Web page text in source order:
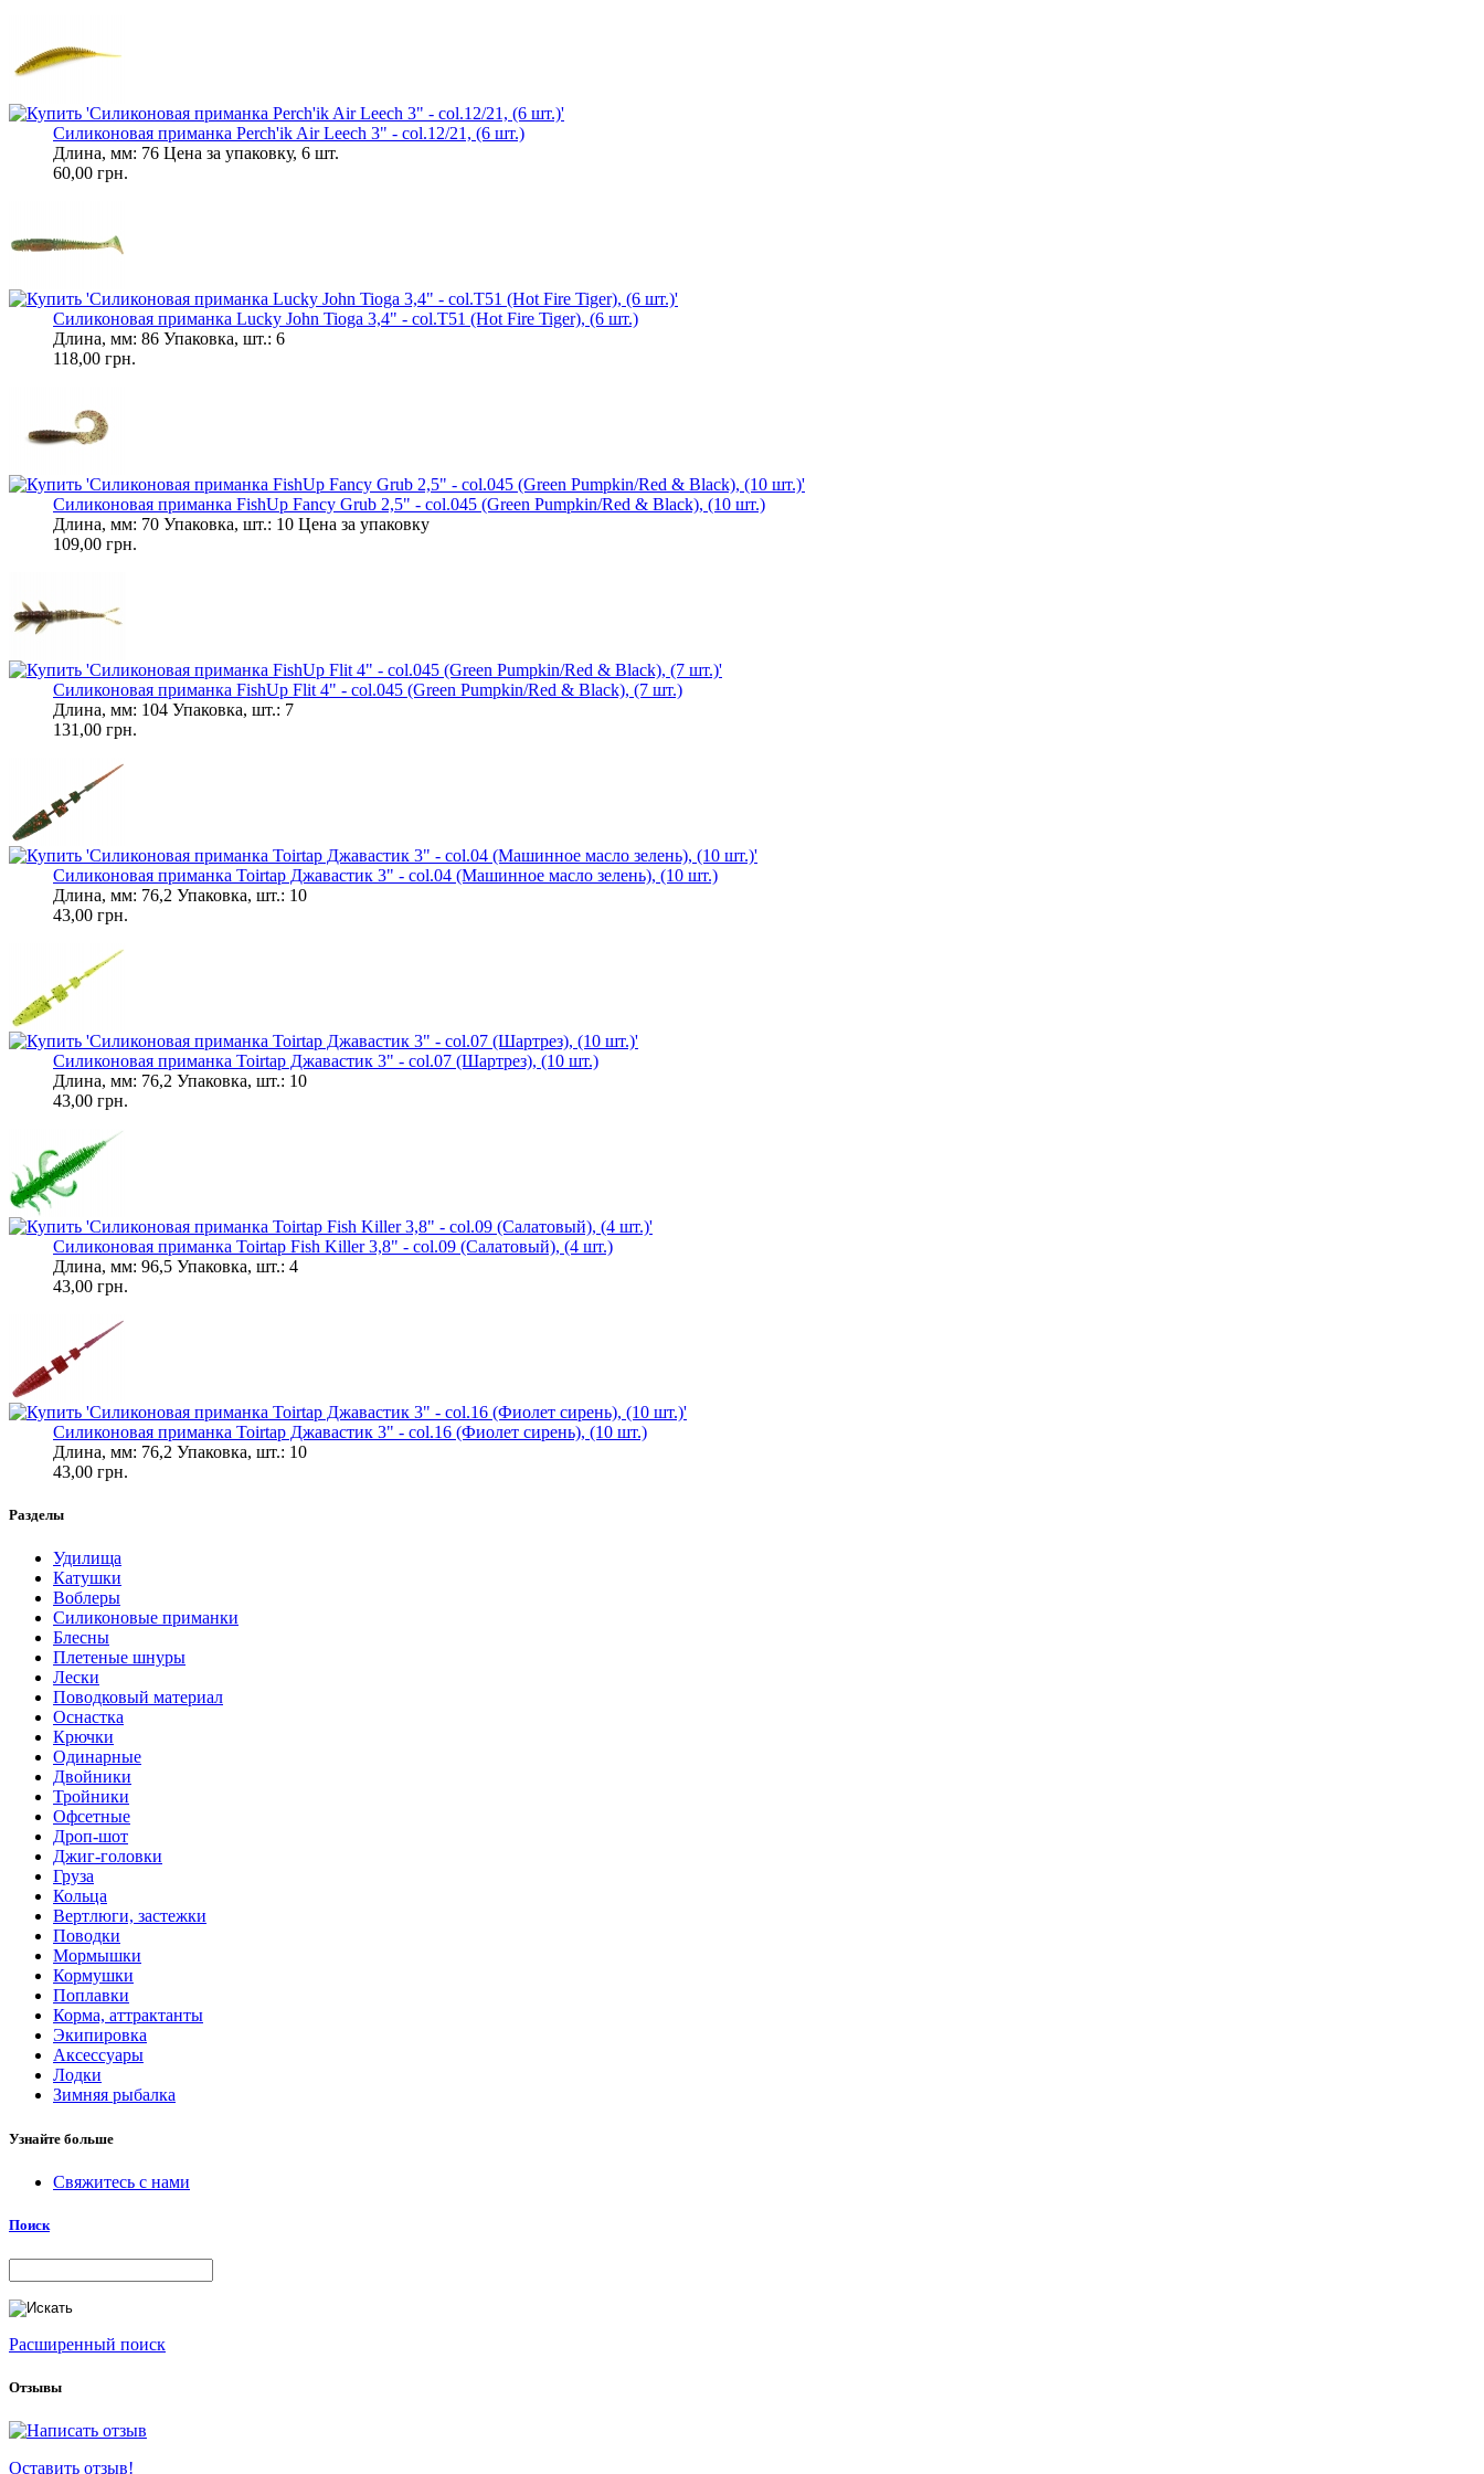
Силиконовая приманка Perch'ik Air Leech 3" - col.12/21, (6 шт.)
Длина, мм: 76 Цена за упаковку, 6 шт.
60,00 грн.
Силиконовая приманка Lucky John Tioga 3,4" - col.T51 (Hot Fire Tiger), (6 шт.)
Длина, мм: 86 Упаковка, шт.: 6
118,00 грн.
Силиконовая приманка FishUp Fancy Grub 2,5" - col.045 (Green Pumpkin/Red & Black), (10 шт.)
Длина, мм: 70 Упаковка, шт.: 10 Цена за упаковку
109,00 грн.
Силиконовая приманка FishUp Flit 4" - col.045 (Green Pumpkin/Red & Black), (7 шт.)
Длина, мм: 104 Упаковка, шт.: 7
131,00 грн.
Силиконовая приманка Toirtap Джавастик 3" - col.04 (Машинное масло зелень), (10 шт.)
Длина, мм: 76,2 Упаковка, шт.: 10
43,00 грн.
Силиконовая приманка Toirtap Джавастик 3" - col.07 (Шартрез), (10 шт.)
Длина, мм: 76,2 Упаковка, шт.: 10
43,00 грн.
Силиконовая приманка Toirtap Fish Killer 3,8" - col.09 (Салатовый), (4 шт.)
Длина, мм: 96,5 Упаковка, шт.: 4
43,00 грн.
Силиконовая приманка Toirtap Джавастик 3" - col.16 (Фиолет сирень), (10 шт.)
Длина, мм: 76,2 Упаковка, шт.: 10
43,00 грн.
Разделы
Удилища
Катушки
Воблеры
Силиконовые приманки
Блесны
Плетеные шнуры
Лески
Поводковый материал
Оснастка
Крючки
Одинарные
Двойники
Тройники
Офсетные
Дроп-шот
Джиг-головки
Груза
Кольца
Вертлюги, застежки
Поводки
Мормышки
Кормушки
Поплавки
Корма, аттрактанты
Экипировка
Аксессуары
Лодки
Зимняя рыбалка
Узнайте больше
Свяжитесь с нами
Поиск
Расширенный поиск
Отзывы
Оставить отзыв!